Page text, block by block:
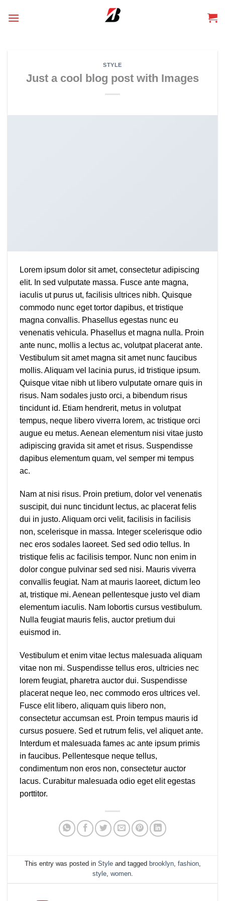
STYLE
Just a cool blog post with Images
Lorem ipsum dolor sit amet, consectetur adipiscing
elit. In sed vulputate massa. Fusce ante magna,
iaculis ut purus ut, facilisis ultrices nibh. Quisque
commodo nunc eget tortor dapibus, et tristique
magna convallis. Phasellus egestas nunc eu
venenatis vehicula. Phasellus et magna nulla. Proin
ante nunc, mollis a lectus ac, volutpat placerat ante.
Vestibulum sit amet magna sit amet nunc faucibus
mollis. Aliquam vel lacinia purus, id tristique ipsum.
Quisque vitae nibh ut libero vulputate ornare quis in
risus. Nam sodales justo orci, a bibendum risus
tincidunt id. Etiam hendrerit, metus in volutpat
tempus, neque libero viverra lorem, ac tristique orci
augue eu metus. Aenean elementum nisi vitae justo
adipiscing gravida sit amet et risus. Suspendisse
dapibus elementum quam, vel semper mi tempus
ac.
Nam at nisi risus. Proin pretium, dolor vel venenatis
suscipit, dui nunc tincidunt lectus, ac placerat felis
dui in justo. Aliquam orci velit, facilisis in facilisis
non, scelerisque in massa. Integer scelerisque odio
nec eros sodales laoreet. Sed sed odio tellus. In
tristique felis ac facilisis tempor. Nunc non enim in
dolor congue pulvinar sed sed nisi. Mauris viverra
convallis feugiat. Nam at mauris laoreet, dictum leo
at, tristique mi. Aenean pellentesque justo vel diam
elementum iaculis. Nam lobortis cursus vestibulum.
Nulla feugiat mauris felis, auctor pretium dui
euismod in.
Vestibulum et enim vitae lectus malesuada aliquam
vitae non mi. Suspendisse tellus eros, ultricies nec
lorem feugiat, pharetra auctor dui. Suspendisse
placerat neque leo, nec commodo eros ultrices vel.
Fusce elit libero, aliquam quis libero non,
consectetur accumsan est. Proin tempus mauris id
cursus posuere. Sed et rutrum felis, vel aliquet ante.
Interdum et malesuada fames ac ante ipsum primis
in faucibus. Pellentesque neque tellus,
condimentum non eros non, consectetur auctor
lacus. Curabitur malesuada odio eget elit egestas
porttitor.
This entry was posted in Styleand tagged brooklyn, fashion,
style, women.